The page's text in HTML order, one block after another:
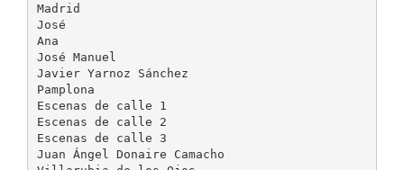
Madrid
José
Ana
José Manuel
Javier Yarnoz Sánchez
Pamplona
Escenas de calle 1
Escenas de calle 2
Escenas de calle 3
Juan Ángel Donaire Camacho